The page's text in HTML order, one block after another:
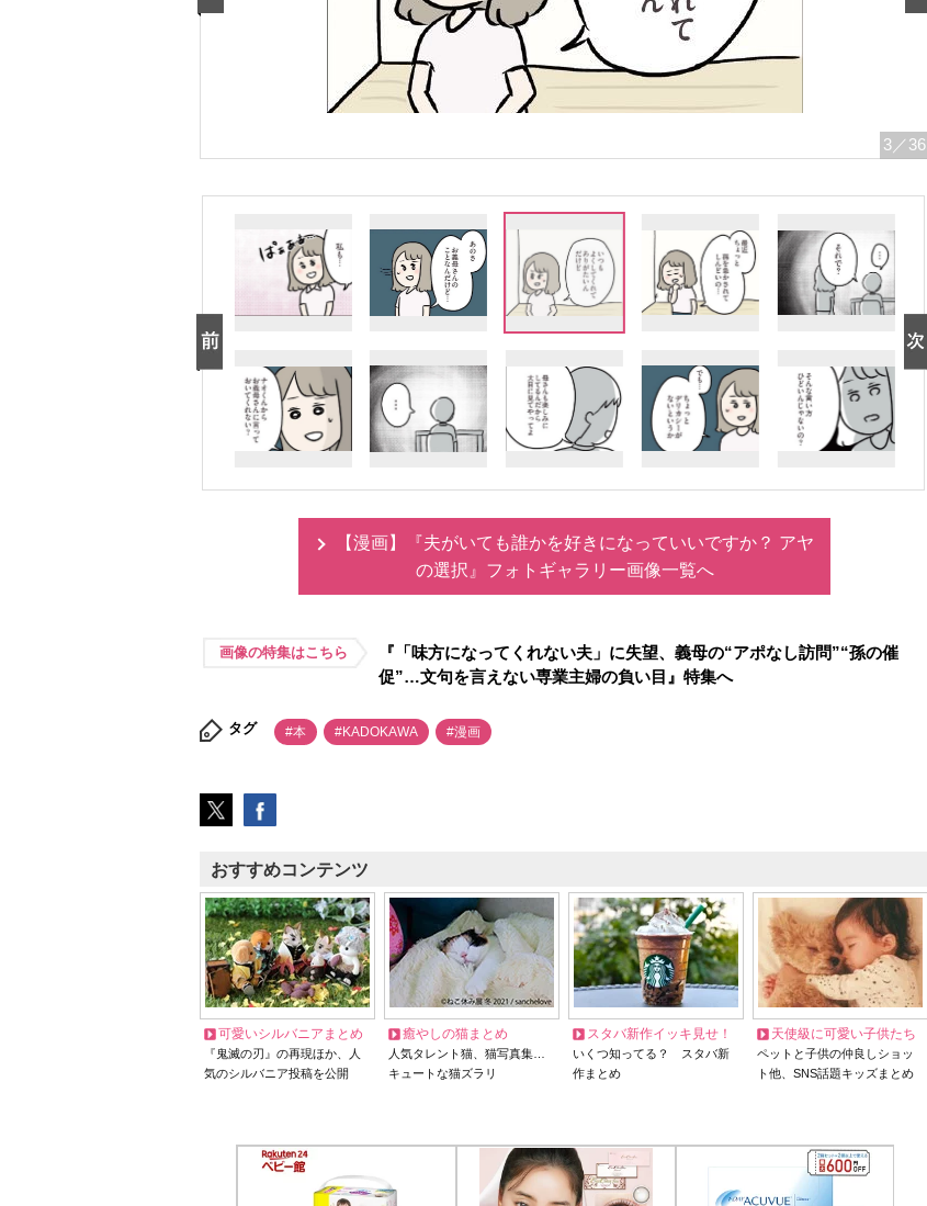
3 ／36
【漫画】『夫がいても誰かを好きになっていいですか？ アヤ
の選択』フォトギャラリー画像一覧へ
画像の特集はこちら
『「味方になってくれない夫」に失望、義母の“アポなし訪問”“孫の催
促”…文句を言えない専業主婦の負い目』特集へ
タグ #本 #KADOKAWA #漫画
おすすめコンテンツ
可愛いシルバニアまとめ
『鬼滅の刃』の再現ほか、人
気のシルバニア投稿を公開
癒やしの猫まとめ
人気タレント猫、猫写真集…
キュートな猫ズラリ
スタバ新作イッキ見せ！
いくつ知ってる？ スタバ新
作まとめ
天使級に可愛い子供たち
ペットと子供の仲良しショッ
ト他、SNS話題キッズまとめ